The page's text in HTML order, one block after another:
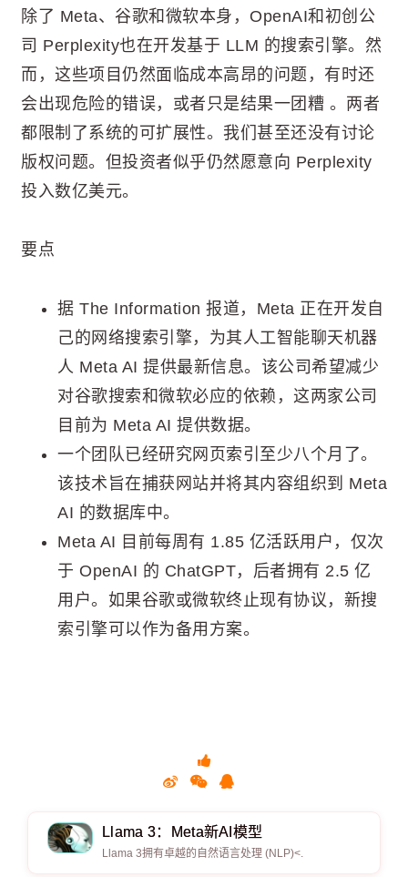
除了 Meta、谷歌和微软本身，OpenAI和初创公
司 Perplexity也在开发基于 LLM 的搜索引擎。然
而，这些项目仍然面临成本高昂的问题，有时还
会出现危险的错误，或者只是结果一团糟 。两者
都限制了系统的可扩展性。我们甚至还没有讨论
版权问题。但投资者似乎仍然愿意向 Perplexity
投入数亿美元。
要点
据 The Information 报道，Meta 正在开发自
己的网络搜索引擎，为其人工智能聊天机器
人 Meta AI 提供最新信息。该公司希望减少
对谷歌搜索和微软必应的依赖，这两家公司
目前为 Meta AI 提供数据。
一个团队已经研究网页索引至少八个月了。
该技术旨在捕获网站并将其内容组织到 Meta
AI 的数据库中。
Meta AI 目前每周有 1.85 亿活跃用户，仅次
于 OpenAI 的 ChatGPT，后者拥有 2.5 亿
用户。如果谷歌或微软终止现有协议，新搜
索引擎可以作为备用方案。
Llama 3：Meta新AI模型
Llama 3拥有卓越的自然语言处理 (NLP)<.